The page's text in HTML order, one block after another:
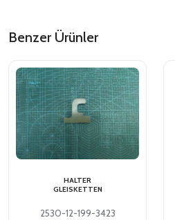
Benzer Ürünler
HALTER
GLEISKETTEN
2530-12-199-3423